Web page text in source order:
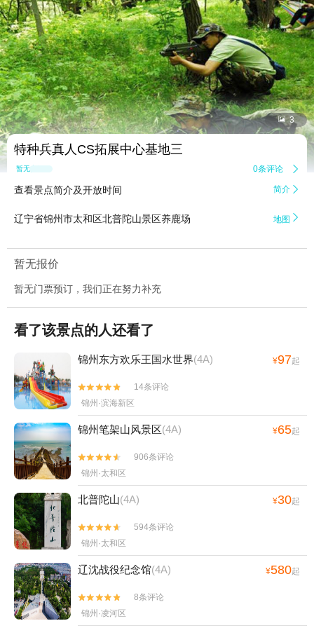
 3
特种兵真人CS拓展中心基地三
暂无点评 0条评论 
查看景点简介及开放时间 简介 
辽宁省锦州市太和区北普陀山景区养鹿场 地图 
暂无报价
暂无门票预订，我们正在努力补充
看了该景点的人还看了
锦州东方欢乐王国水世界(4A) ¥97起


14条评论
锦州·滨海新区
锦州笔架山风景区(4A) ¥65起


906条评论
锦州·太和区
北普陀山(4A) ¥30起


594条评论
锦州·太和区
辽沈战役纪念馆(4A) ¥580起


8条评论
锦州·凌河区
